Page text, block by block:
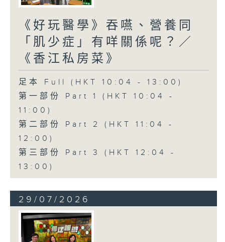
《好玩醫學》吞嚥、營養同
「肌少症」有咩關係呢？／
《香江私房菜》
足本 Full (HKT 10:04 - 13:00)
第一部份 Part 1 (HKT 10:04 -
11:00)
第二部份 Part 2 (HKT 11:04 -
12:00)
第三部份 Part 3 (HKT 12:04 -
13:00)
29/07/2026